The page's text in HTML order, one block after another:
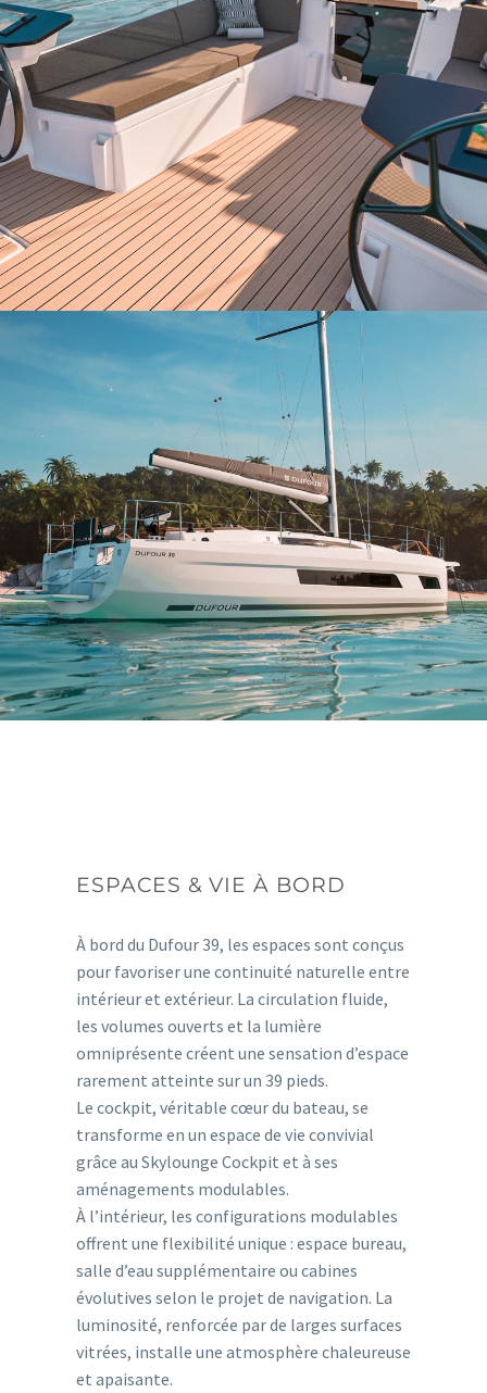
ESPACES & VIE À BORD
À bord du Dufour 39, les espaces sont conçus
pour favoriser une continuité naturelle entre
intérieur et extérieur. La circulation fluide,
les volumes ouverts et la lumière
omniprésente créent une sensation d’espace
rarement atteinte sur un 39 pieds.
Le cockpit, véritable cœur du bateau, se
transforme en un espace de vie convivial
grâce au Skylounge Cockpit et à ses
aménagements modulables.
À l’intérieur, les configurations modulables
offrent une flexibilité unique : espace bureau,
salle d’eau supplémentaire ou cabines
évolutives selon le projet de navigation. La
luminosité, renforcée par de larges surfaces
vitrées, installe une atmosphère chaleureuse
et apaisante.